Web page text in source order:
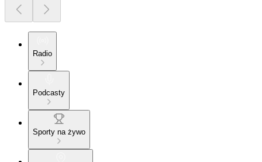
Radio
Podcasty
Sporty na żywo